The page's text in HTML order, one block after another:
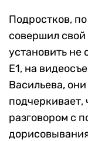
Подростков,
совершил
установить не
E1, на
Васильева,
разговором с